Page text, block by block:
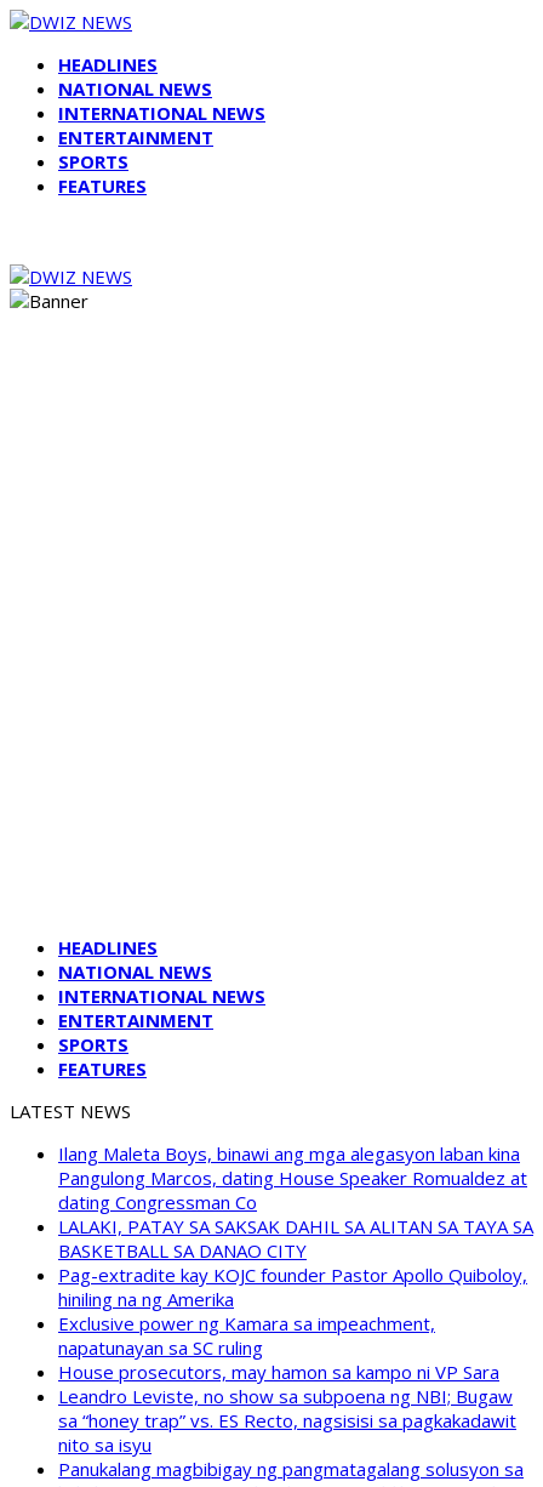
HEADLINES
NATIONAL NEWS
INTERNATIONAL NEWS
ENTERTAINMENT
SPORTS
FEATURES
HEADLINES
NATIONAL NEWS
INTERNATIONAL NEWS
ENTERTAINMENT
SPORTS
FEATURES
LATEST NEWS
Ilang Maleta Boys, binawi ang mga alegasyon laban kina
Pangulong Marcos, dating House Speaker Romualdez at
dating Congressman Co
LALAKI, PATAY SA SAKSAK DAHIL SA ALITAN SA TAYA SA
BASKETBALL SA DANAO CITY
Pag-extradite kay KOJC founder Pastor Apollo Quiboloy,
hiniling na ng Amerika
Exclusive power ng Kamara sa impeachment,
napatunayan sa SC ruling
House prosecutors, may hamon sa kampo ni VP Sara
Leandro Leviste, no show sa subpoena ng NBI; Bugaw
sa “honey trap” vs. ES Recto, nagsisisi sa pagkakadawit
nito sa isyu
Panukalang magbibigay ng pangmatagalang solusyon sa